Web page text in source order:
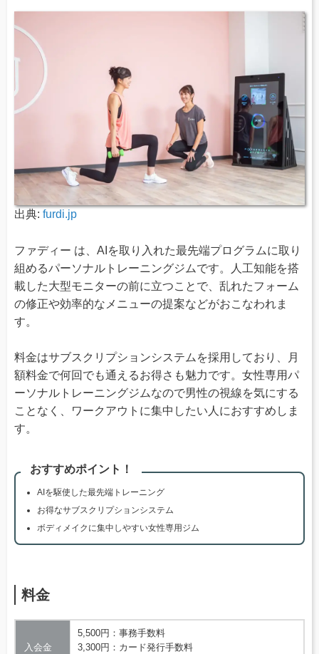
出典: furdi.jp
ファディー は、AIを取り入れた最先端プログラムに取り
組めるパーソナルトレーニングジムです。人工知能を搭
載した大型モニターの前に立つことで、乱れたフォーム
の修正や効率的なメニューの提案などがおこなわれま
す。
料金はサブスクリプションシステムを採用しており、月
額料金で何回でも通えるお得さも魅力です。女性専用パ
ーソナルトレーニングジムなので男性の視線を気にする
ことなく、ワークアウトに集中したい人におすすめしま
す。
おすすめポイント！
AIを駆使した最先端トレーニング
お得なサブスクリプションシステム
ボディメイクに集中しやすい女性専用ジム
料金
入会金
5,500円：事務手数料
3,300円：カード発行手数料